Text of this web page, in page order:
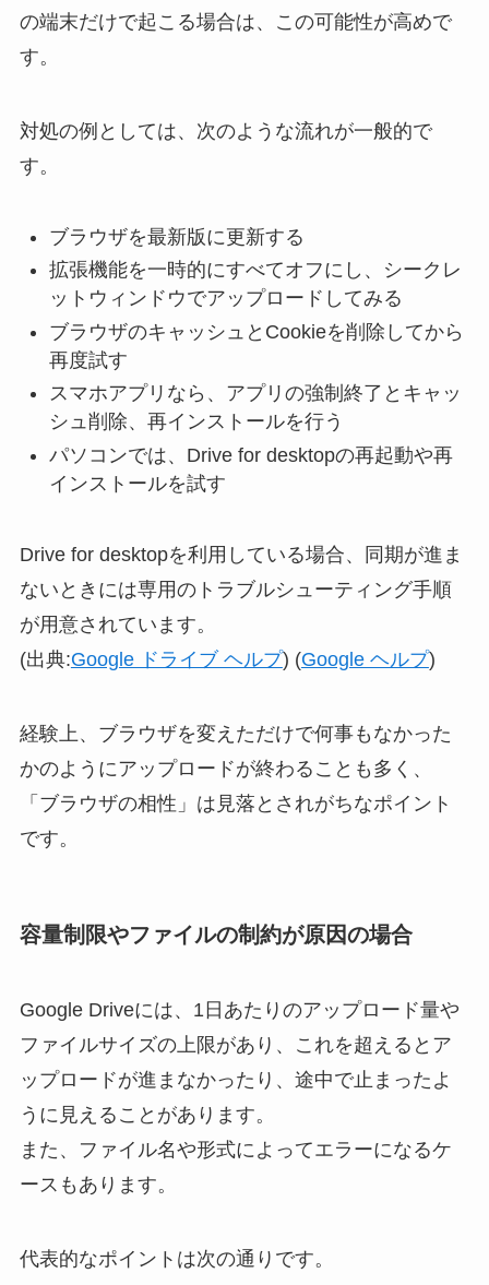
の端末だけで起こる場合は、この可能性が高めで
す。
対処の例としては、次のような流れが一般的で
す。
ブラウザを最新版に更新する
拡張機能を一時的にすべてオフにし、シークレ
ットウィンドウでアップロードしてみる
ブラウザのキャッシュとCookieを削除してから
再度試す
スマホアプリなら、アプリの強制終了とキャッ
シュ削除、再インストールを行う
パソコンでは、Drive for desktopの再起動や再
インストールを試す
Drive for desktopを利用している場合、同期が進ま
ないときには専用のトラブルシューティング手順
が用意されています。
(出典:Google ドライブ ヘルプ) (Google ヘルプ)
経験上、ブラウザを変えただけで何事もなかった
かのようにアップロードが終わることも多く、
「ブラウザの相性」は見落とされがちなポイント
です。
容量制限やファイルの制約が原因の場合
Google Driveには、1日あたりのアップロード量や
ファイルサイズの上限があり、これを超えるとア
ップロードが進まなかったり、途中で止まったよ
うに見えることがあります。
また、ファイル名や形式によってエラーになるケ
ースもあります。
代表的なポイントは次の通りです。